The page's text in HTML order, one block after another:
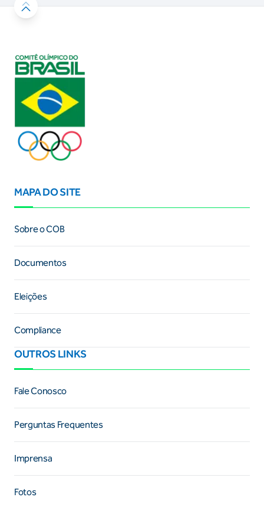
MAPA DO SITE
Sobre o COB
Documentos
Eleições
Compliance
OUTROS LINKS
Fale Conosco
Perguntas Frequentes
Imprensa
Fotos